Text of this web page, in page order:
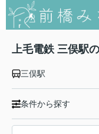
上毛電鉄 三俣駅
三俣駅
条件から探す